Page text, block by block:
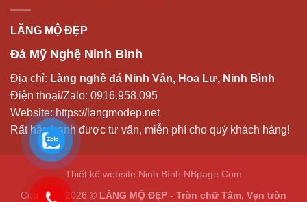
LĂNG MỘ ĐẸP
Đá Mỹ Nghệ Ninh Bình
Địa chỉ: Làng nghề đá Ninh Vân, Hoa Lư, Ninh Bình
Điện thoại/Zalo: 0916.958.095
Website:https://langmodep.net
Rất hân hạnh được tư vấn, miễn phí cho quý khách hàng!
Thiết kế website Ninh Bình NBpage.Com
Copyright 2026 © LĂNG MỘ ĐẸP - Tròn chữ Tâm, Vẹn tròn